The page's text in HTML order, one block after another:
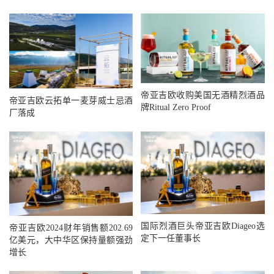
帝亚吉欧云拓单一麦芽威士忌酒
厂落成
帝亚吉欧收购美国无酒精烈酒品
牌Ritual Zero Proof
帝亚吉欧2024财年销售额202.69
亿美元，大中华区保持量额强劲
增长
国际烈酒巨头帝亚吉欧Diageo选
定下一任董事长